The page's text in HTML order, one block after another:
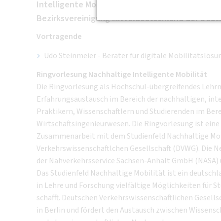
Intelligente Mobilität (NIIMO) in
Bezirksvereinigung Mitteldeutschland der
Vortragende
Udo Steinmeier - Berater für digitale
Ringvorlesung Nachhaltige Intelligente Mobilität
Die Ringvorlesung als Hochschul-übergreifendes
Erfahrungsaustausch im Bereich der nachhaltigen,
Praktikern, Wissenschaftlern und Studierenden im
Wirtschaftsingenieurwesen. Die Ringvorlesung ist
Zusammenarbeit mit dem Studienfeld Nachhaltige
Verkehrswissenschaftlchen Gesellschaft (DVWG).
der Nahverkehrsservice Sachsen-Anhalt GmbH
Das Studienfeld Nachhaltige Mobilität ist ein
in Lehre und Forschung vielfältige Möglichkeiten für
schafft. Deutschen Verkehrswissenschaftlichen
in Berlin und fördert den Austausch zwischen